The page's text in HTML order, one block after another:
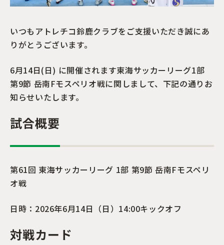
いつもアトレチコ鈴鹿クラブをご支援いただき誠にあ
りがとうございます。
6月14日(日) に開催されます東海サッカーリーグ1部
第9節 岳南Fモスペリオ戦に関しまして、下記の通りお
知らせいたします。
試合概要
第61回 東海サッカーリーグ 1部 第9節 岳南Fモスペリ
オ戦
日時：2026年6月14日（日）14:00キックオフ
対戦カード